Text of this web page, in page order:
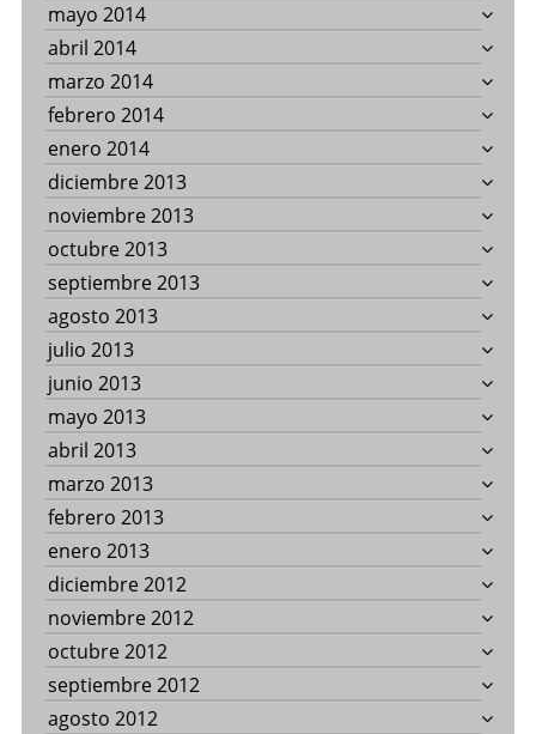
mayo 2014
abril 2014
marzo 2014
febrero 2014
enero 2014
diciembre 2013
noviembre 2013
octubre 2013
septiembre 2013
agosto 2013
julio 2013
junio 2013
mayo 2013
abril 2013
marzo 2013
febrero 2013
enero 2013
diciembre 2012
noviembre 2012
octubre 2012
septiembre 2012
agosto 2012